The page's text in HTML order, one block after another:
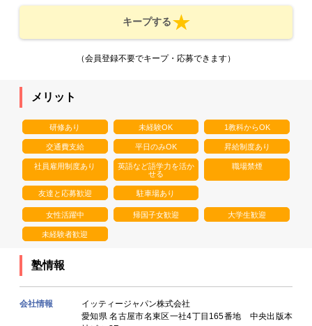
キープする
（会員登録不要でキープ・応募できます）
メリット
研修あり 未経験OK 1教科からOK
交通費支給 平日のみOK 昇給制度あり
社員雇用制度あり
英語など語学力を活か
せる
職場禁煙
友達と応募歓迎 駐車場あり
女性活躍中 帰国子女歓迎 大学生歓迎
未経験者歓迎
塾情報
会社情報
イッティージャパン株式会社
愛知県 名古屋市名東区一社4丁目165番地 中央出版本